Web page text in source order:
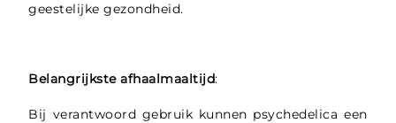
geestelijke gezondheid.
Belangrijkste afhaalmaaltijd:
Bij verantwoord gebruik kunnen psychedelica een